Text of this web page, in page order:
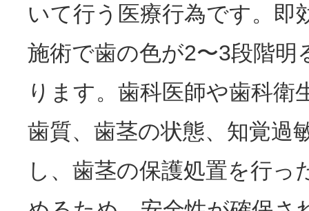
いて行う医療行為です。即
施術で歯の色が2〜3段階明
ります。歯科医師や歯科衛
歯質、歯茎の状態、知覚過
し、歯茎の保護処置を行っ